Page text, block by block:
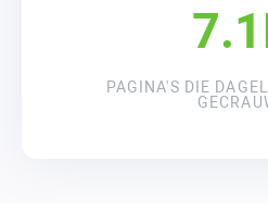
PAGINA'S DIE